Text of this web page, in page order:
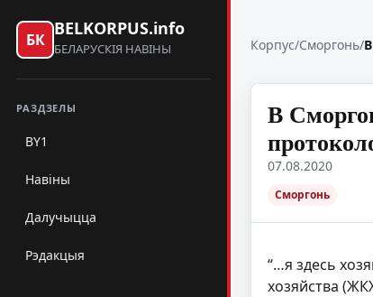
БК
BELKORPUS.info
БЕЛАРУСКІЯ НАВІНЫ
РАЗДЗЕЛЫ
BY1
Навіны
Далучыцца
Рэдакцыя
Корпус/Сморгонь/
В
07.08.2020
Сморгонь
“…я здесь
хозяйства